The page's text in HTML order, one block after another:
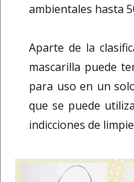
ambientales hasta
Aparte de la
mascarilla puede
para uso en un
que se puede
indicciones de